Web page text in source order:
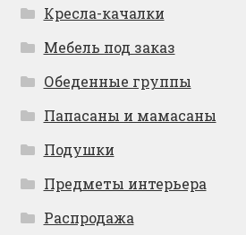
Кресла-качалки
Мебель под заказ
Обеденные группы
Папасаны и мамасаны
Подушки
Предметы интерьера
Распродажа